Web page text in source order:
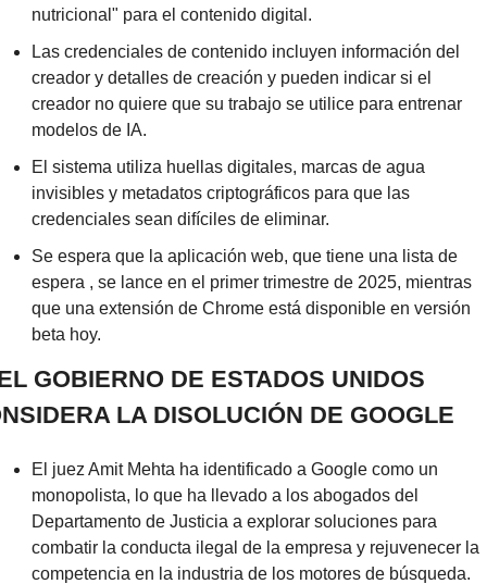
nutricional" para el contenido digital.
Las credenciales de contenido incluyen información del
creador y detalles de creación y pueden indicar si el
creador no quiere que su trabajo se utilice para entrenar
modelos de IA.
El sistema utiliza huellas digitales, marcas de agua
invisibles y metadatos criptográficos para que las
credenciales sean difíciles de eliminar.
Se espera que la aplicación web, que tiene una lista de
espera , se lance en el primer trimestre de 2025, mientras
que una extensión de Chrome está disponible en versión
beta hoy.
GOBIERNO DE ESTADOS UNIDOS
LA DISOLUCIÓN DE GOOGLE
El juez Amit Mehta ha identificado a Google como un
monopolista, lo que ha llevado a los abogados del
Departamento de Justicia a explorar soluciones para
combatir la conducta ilegal de la empresa y rejuvenecer la
competencia en la industria de los motores de búsqueda.